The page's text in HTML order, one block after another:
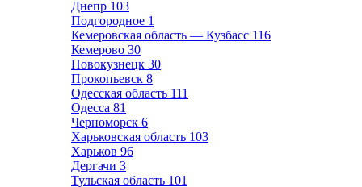
Днепр 103
Подгородное 1
Кемеровская область — Кузбасс 116
Кемерово 30
Новокузнецк 30
Прокопьевск 8
Одесская область 111
Одесса 81
Черноморск 6
Харьковская область 103
Харьков 96
Дергачи 3
Тульская область 101